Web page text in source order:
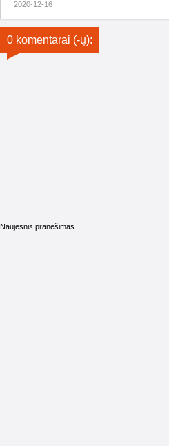
2020-12-16
0 komentarai (-ų):
Naujesnis pranešimas